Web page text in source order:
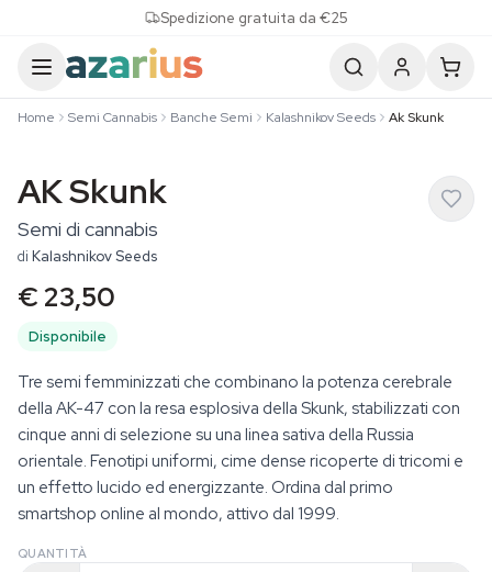
Spedizione gratuita da €25
Home Semi Cannabis Banche Semi Kalashnikov Seeds Ak Skunk
AK Skunk
Semi di cannabis
di Kalashnikov Seeds
€ 23,50
Disponibile
Tre semi femminizzati che combinano la potenza cerebrale
della AK-47 con la resa esplosiva della Skunk, stabilizzati con
cinque anni di selezione su una linea sativa della Russia
orientale. Fenotipi uniformi, cime dense ricoperte di tricomi e
un effetto lucido ed energizzante. Ordina dal primo
smartshop online al mondo, attivo dal 1999.
QUANTITÀ